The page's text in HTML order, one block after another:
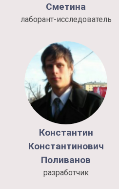
Сметина
лаборант-исследователь
Константин
Константинович
Поливанов
разработчик